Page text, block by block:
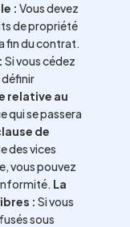
: Vous devez
de propriété
fin du contrat.
Si vous cédez
définir
relative au
qui se passera
de
des vices
vous pouvez
La
: Si vous
sous